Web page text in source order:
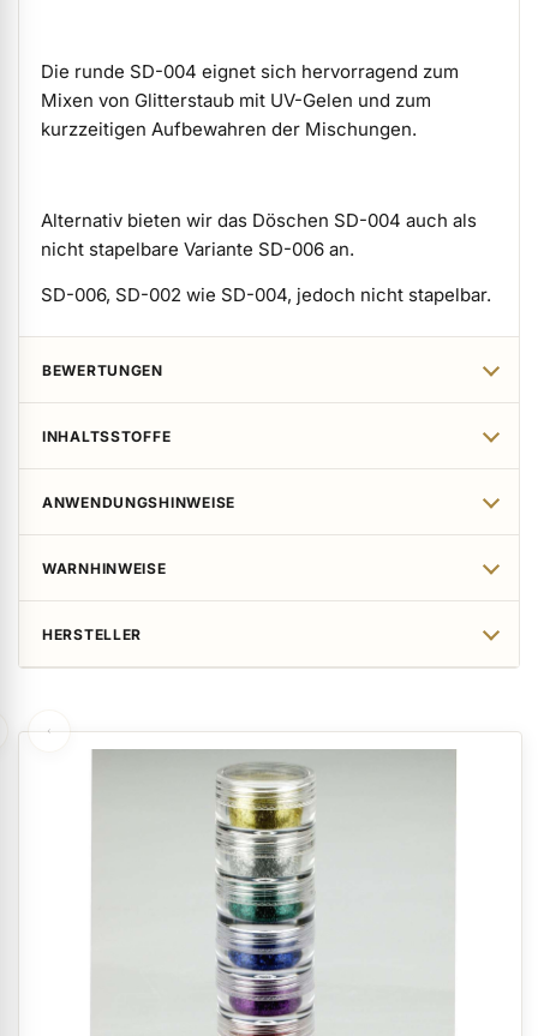
Die runde SD-004 eignet sich hervorragend zum
Mixen von Glitterstaub mit UV-Gelen und zum
kurzzeitigen Aufbewahren der Mischungen.
Alternativ bieten wir das Döschen SD-004 auch als
nicht stapelbare Variante SD-006 an.
SD-006, SD-002 wie SD-004, jedoch nicht stapelbar.
BEWERTUNGEN
INHALTSSTOFFE
ANWENDUNGSHINWEISE
WARNHINWEISE
HERSTELLER